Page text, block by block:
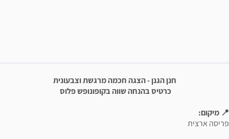
חנן הגנן - הצגה חכמה מרגשת וצבעונית
כרטיס בהנחה שווה בקופונופש פלוס
📍 מיקום:
פריסה ארצית